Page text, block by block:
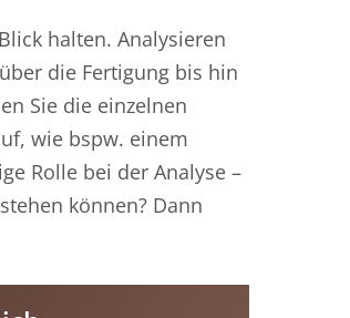
halten. Analysieren
die Fertigung bis hin
Sie die einzelnen
wie bspw. einem
Rolle bei der Analyse –
können? Dann